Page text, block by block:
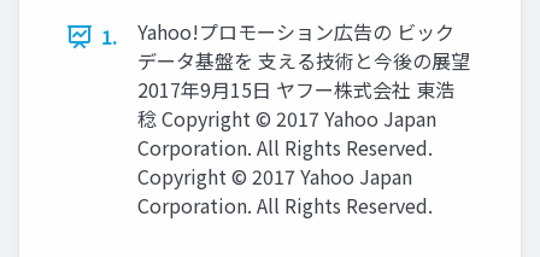
1.
Yahoo!プロモーション広告の ビック
データ基盤を 支える技術と今後の展望
2017年9月15日 ヤフー株式会社 東浩
稔 Copyright © 2017 Yahoo Japan
Corporation. All Rights Reserved.
Copyright © 2017 Yahoo Japan
Corporation. All Rights Reserved.